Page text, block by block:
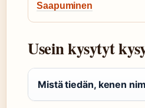
Saapuminen
Usein kysytyt
Mistä tiedän, kenen